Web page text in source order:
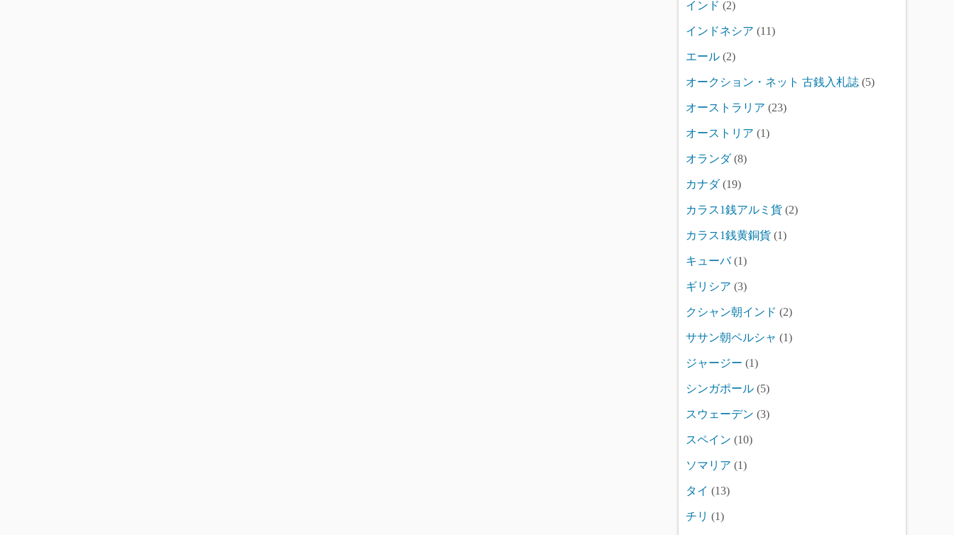
インド (2)
インドネシア (11)
エール (2)
オークション・ネット 古銭入札誌 (5)
オーストラリア (23)
オーストリア (1)
オランダ(8)
カナダ(19)
カラス1銭アルミ貨 (2)
カラス1銭黄銅貨 (1)
キューバ(1)
ギリシア (3)
クシャン朝インド (2)
ササン朝ペルシャ (1)
ジャージー (1)
シンガポール (5)
スウェーデン (3)
スペイン (10)
ソマリア (1)
タイ (13)
チリ (1)